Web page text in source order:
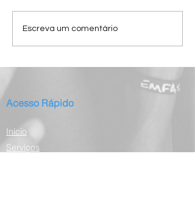
Escreva um comentário
Acesso Rápido
Início
Serviços